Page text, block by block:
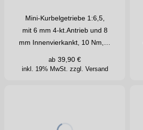
Mini-Kurbelgetriebe 1:6,5,
mit 6 mm 4-kt.Antrieb und 8
mm Innenvierkankt, 10 Nm,…
inkl. 19% MwSt. zzgl. Versand
ab 39,90 €